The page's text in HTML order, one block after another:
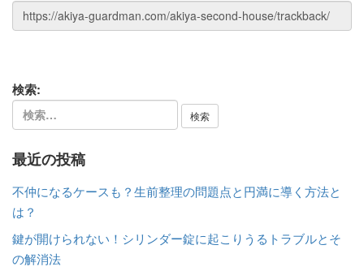
検索:
最近の投稿
不仲になるケースも？生前整理の問題点と円満に導く方法と
は？
鍵が開けられない！シリンダー錠に起こりうるトラブルとそ
の解消法